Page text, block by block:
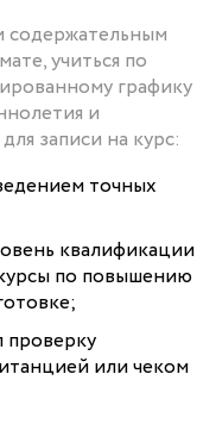
содержательным
учиться по
графику
и
записи на курс:
точных
квалификации
по повышению
проверку
или чеком